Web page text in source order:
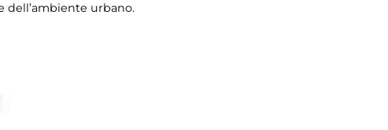
dell’ambiente urbano.